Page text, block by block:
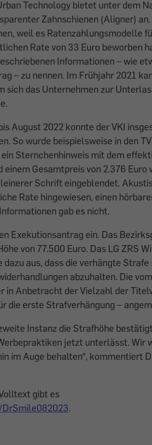
Technology bietet unter dem
Zahnschienen (Aligner)
weil es Ratenzahlungsmodelle
Rate von 33 Euro beworben
Informationen – wie
– zu nennen. Im Frühjahr 2021
sich das Unternehmen zur
August 2022 konnte der VKI
So wurde beispielsweise in den
Sternchenhinweis mit dem
einem Gesamtpreis von 2.376 Euro
Schrift eingeblendet.
Rate hingewiesen, einen
gab es nicht.
Exekutionsantrag ein. Das
von 77.500 Euro. Das LG ZRS
aus, dass die verhängte Strafe
abzuhalten. Die
in Anbetracht der Vielzahl der
die erste Strafverhängung –
Instanz die Strafhöhe
jetzt unterlässt. Wir
im Auge behalten“, kommentiert
gibt es
.